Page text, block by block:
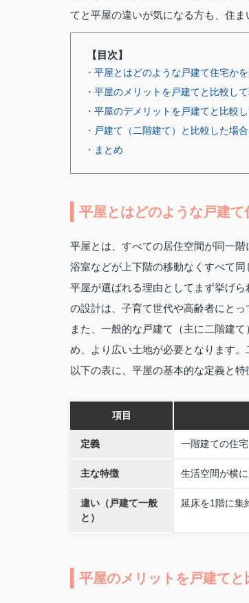
てと平屋の違いが気になる方も、住
【目次】
・平屋とはどのような戸建て住宅か
・平屋のメリットを戸建てと比較し
・平屋のデメリットを戸建てと比較
・戸建て（二階建て）と比較した場
・まとめ
平屋とはどのような戸建て
平屋とは、すべての居住空間が同一
浴室などが上下階の移動なくすべて同
平屋が選ばれる理由としてまず挙げ
の設計は、子育て世代や高齢者にとっ
また、一般的な戸建て（主に二階建
め、より広い土地が必要となります
以下の表に、平屋の基本的な定義と特
項目
定義 一階建ての住宅
主な特徴 生活空間が横
違い（戸建て一般
と）
延床を1階に集
平屋のメリットを戸建てと